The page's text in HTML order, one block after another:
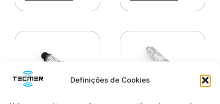
Definições de Cookies